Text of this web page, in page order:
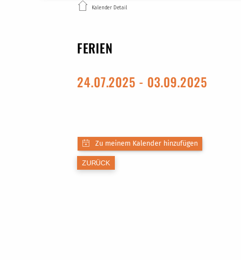
Kalender Detail
FERIEN
24.07.2025 - 03.09.2025
ZURÜCK